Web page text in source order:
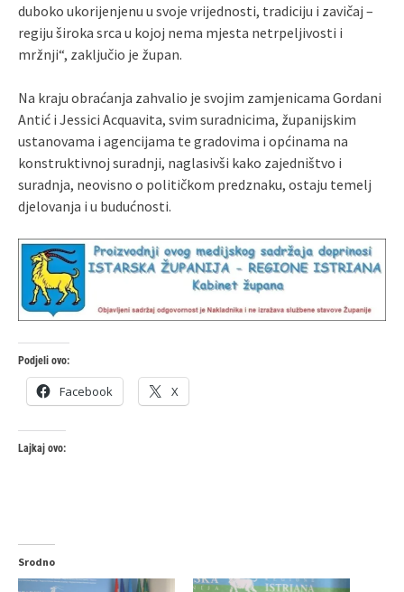
duboko ukorijenjenu u svoje vrijednosti, tradiciju i zavičaj –
regiju široka srca u kojoj nema mjesta netrpeljivosti i
mržnji“, zaključio je župan.
Na kraju obraćanja zahvalio je svojim zamjenicama Gordani
Antić i Jessici Acquavita, svim suradnicima, županijskim
ustanovama i agencijama te gradovima i općinama na
konstruktivnoj suradnji, naglasivši kako zajedništvo i
suradnja, neovisno o političkom predznaku, ostaju temelj
djelovanja i u budućnosti.
Podjeli ovo:
Facebook X
Lajkaj ovo:
Srodno